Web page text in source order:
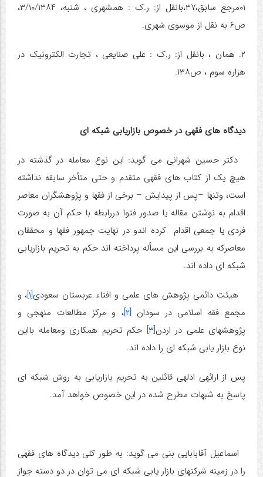
۰۱مرجع سابق،۳۷،بانقل از: ر.ک : همشهری ، شنبه، ۳/۱۰/۱۳۸۴،
ص۶ به نقل از موسوی شهری.
۲. همان ، بانقل از: ر.ک : علی صنایعی ، تجارت الکترونیک در
هزاره سوم ، ص۱۳۸
.
دیدگاه های فقهی در خصوص بازاریابی شبکه ای
دکتر حسین شهرانی می گوید: این نوع معامله در گذشته در
هیچ یک از کتاب های فقهی متقدم و حتی متأخر سابقه نداشته
است، وتنها –پس از پیدایش – برخی از فقها و پژوهشگران معاصر
اقدام به نوشتن مقاله یا صدور فتوا دررابطه با حکم آن به صورت
فردی یا جمعی اقدام کرده اندو در نهایت جمهور فقها و محققان
معاصرکه به بررسی این مسأله پرداخته اند حکم به تحریم بازاریابی
شبکه ای داده اند.
هیئت دائمی پژوهش های علمی و افتاء عربستان سعودی[۱]، و
مجمع فقه اسلامی در سودان [۲]، و مرکز مطالعات منهجی و
پژوهش­های علمی در اردن[۳] حکم تحریم همکاری ومعامله بااین
نوع بازار یابی شبکه ای را داده اند.
پس از ارائه­ی ادله­ی قائلین به تحریم بازاریابی به روش شبکه ای
پاسخ به شبهات مطرح شده در این خصوص خواهد آمد.
اسماعیل آقابابایی بنی می گوید: به طور کلی دیدگاه های فقهی
را در زمینه شرکتهای بازار یابی شبکه ای می توان در دو دسته جواز